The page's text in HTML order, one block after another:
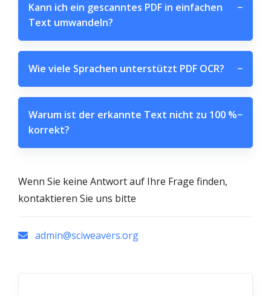
Kann ich ein gescanntes PDF in einfachen
Text umwandeln?
−
Wie viele Sprachen unterstützt PDF OCR? −
Warum ist der erkannte Text nicht zu 100 %
korrekt?
−
Wenn Sie keine Antwort auf Ihre Frage finden,
kontaktieren Sie uns bitte
admin@sciweavers.org